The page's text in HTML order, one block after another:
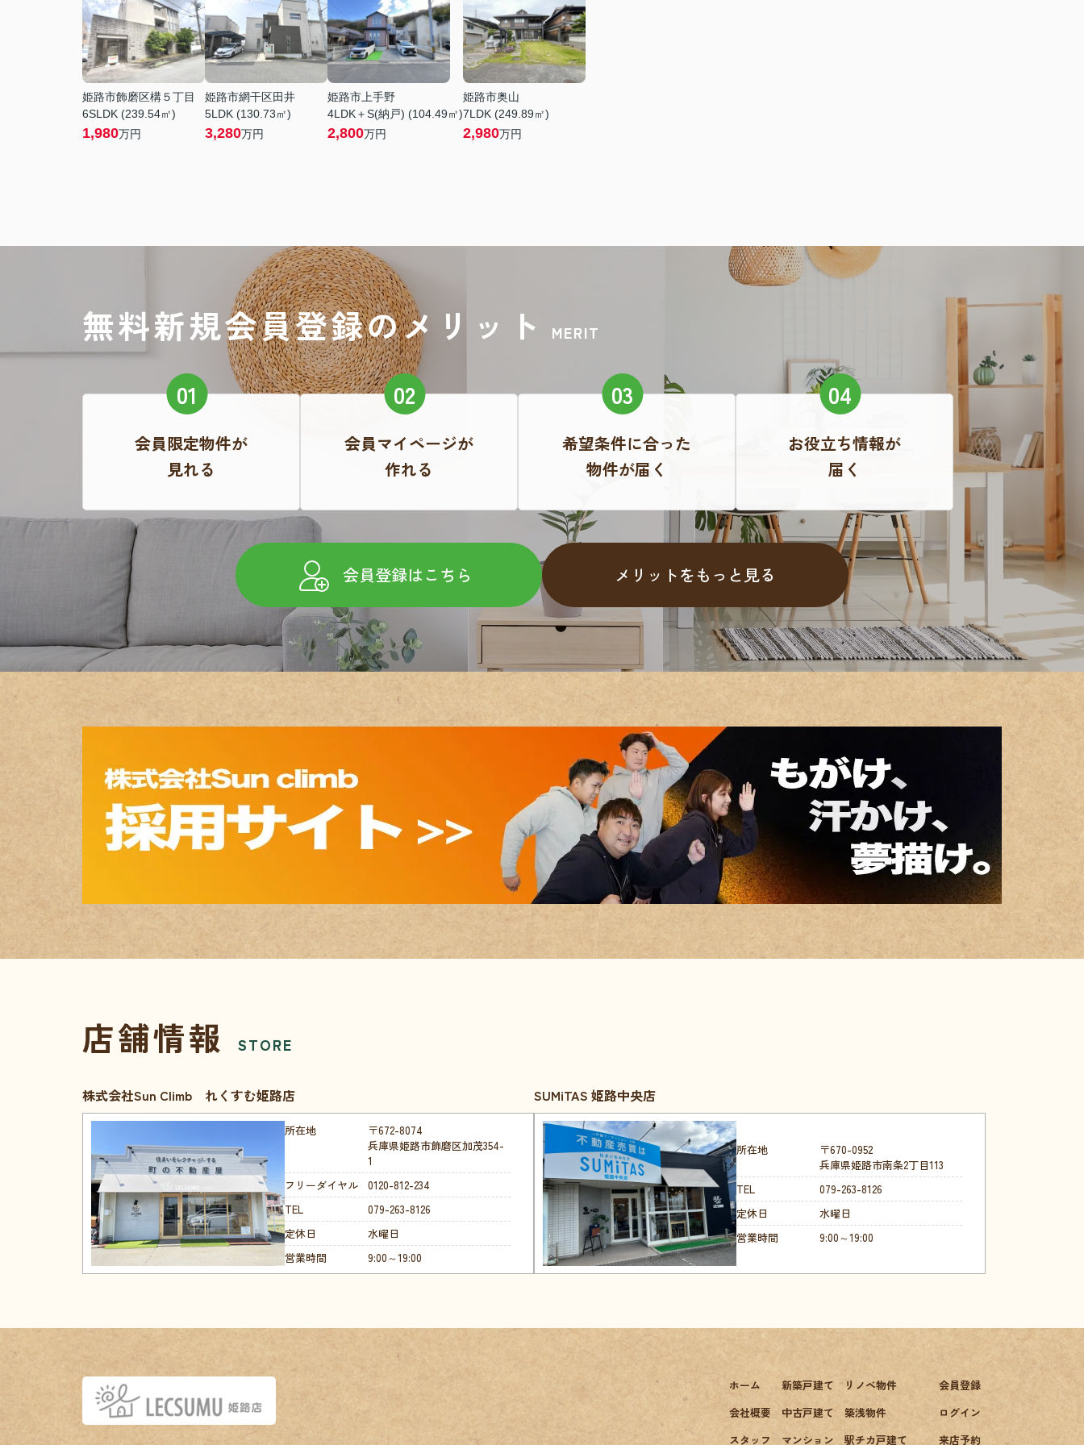
姫路市飾磨区構５丁目
6SLDK (239.54㎡)
1,980万円
姫路市網干区田井
5LDK (130.73㎡)
3,280万円
姫路市上手野
4LDK＋S(納戸) (104.49㎡)
2,800万円
姫路市奥山
7LDK (249.89㎡)
2,980万円
無料新規会員登録のメリット MERIT
会員限定物件が
見れる
会員マイページが
作れる
希望条件に合った
物件が届く
お役立ち情報が
届く
会員登録はこちら メリットをもっと見る
店舗情報 STORE
株式会社Sun Climb れくすむ姫路店
所在地
〒672-8074
兵庫県姫路市飾磨区加茂354-
1
フリーダイヤル
0120-812-234
TEL
079-263-8126
定休日
水曜日
営業時間
9:00～19:00
SUMiTAS 姫路中央店
所在地
〒670-0952
兵庫県姫路市南条2丁目113
TEL
079-263-8126
定休日
水曜日
営業時間
9:00～19:00
ホーム
会社概要
スタッフ
新築戸建て
中古戸建て
マンション
リノベ物件
築浅物件
駅チカ戸建て
会員登録
ログイン
来店予約